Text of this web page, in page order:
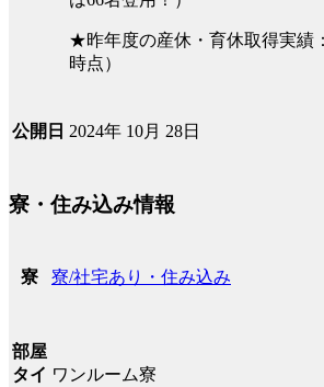
★昨年度の産休・育休取得実績
時点）
公開日 2024年 10月 28日
寮・住み込み情報
寮 寮/社宅あり・住み込み
部屋
タイ ワンルーム寮